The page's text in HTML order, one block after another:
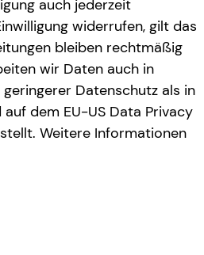
auch jederzeit
widerrufen, gilt das
bleiben rechtmäßig
wir Daten auch in
Datenschutz als in
dem EU-US Data Privacy
Weitere Informationen